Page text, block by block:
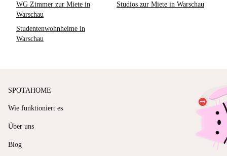
WG Zimmer zur Miete in
Warschau
Studios zur Miete in Warschau
Studentenwohnheime in
Warschau
SPOTAHOME
Wie funktioniert es
Über uns
Blog